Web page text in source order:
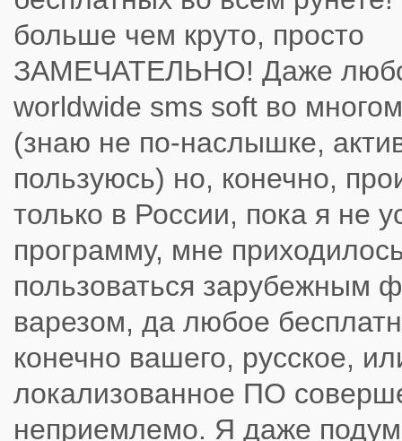
больше чем круто, просто
ЗАМЕЧАТЕЛЬНО! Даже
worldwide sms soft во
(знаю не по-наслышке,
пользуюсь) но, конечно,
только в России, пока я не
программу, мне
пользоваться зарубежным
варезом, да любое
конечно вашего, русское,
локализованное ПО
неприемлемо. Я даже